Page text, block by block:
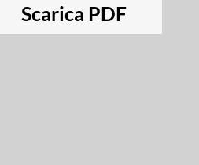
Scarica PDF